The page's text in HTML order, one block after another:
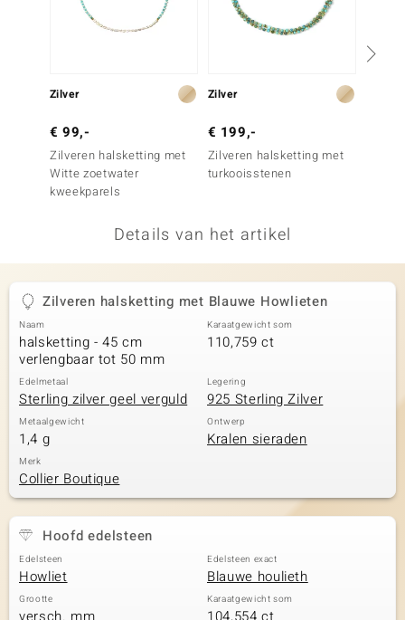
Collection
Zilver
€ 99,-
Zilveren halsketting met
Witte zoetwater
kweekparels
Zilver
€ 199,-
Zilveren halsketting met
turkooisstenen
Details van het artikel
Zilveren halsketting met Blauwe Howlieten
Naam
halsketting - 45 cm
verlengbaar tot 50 mm
Karaatgewicht som
110,759 ct
Edelmetaal
Sterling zilver geel verguld
Legering
925 Sterling Zilver
Metaalgewicht
1,4 g
Ontwerp
Kralen sieraden
Merk
Collier Boutique
Hoofd edelsteen
Edelsteen
Howliet
Edelsteen exact
Blauwe houlieth
Grootte Karaatgewicht som